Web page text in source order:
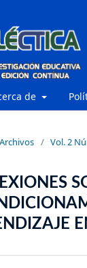
de
Archivos / Vol. 2